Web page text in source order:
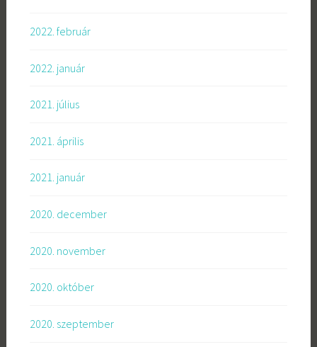
2022. február
2022. január
2021. július
2021. április
2021. január
2020. december
2020. november
2020. október
2020. szeptember